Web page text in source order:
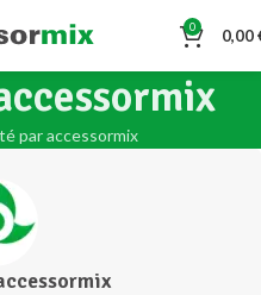
0 0,00
par accessormix